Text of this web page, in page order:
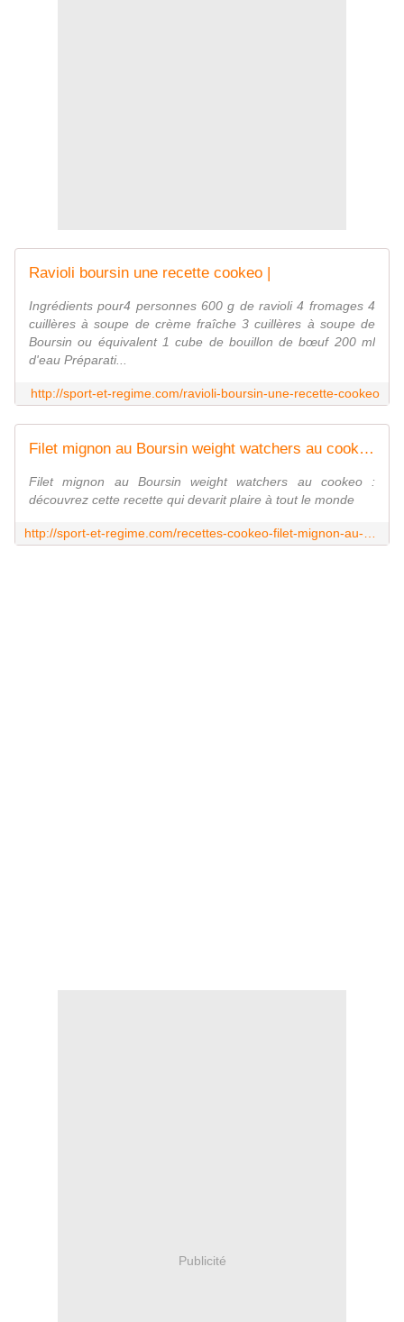
Ravioli boursin une recette cookeo |
Ingrédients pour4 personnes 600 g de ravioli 4 fromages 4
cuillères à soupe de crème fraîche 3 cuillères à soupe de
Boursin ou équivalent 1 cube de bouillon de bœuf 200 ml
d'eau Préparati...
http://sport-et-regime.com/ravioli-boursin-une-recette-cookeo
Filet mignon au Boursin weight watchers au cookeo : la fiche |
Filet mignon au Boursin weight watchers au cookeo :
découvrez cette recette qui devarit plaire à tout le monde
Publicité